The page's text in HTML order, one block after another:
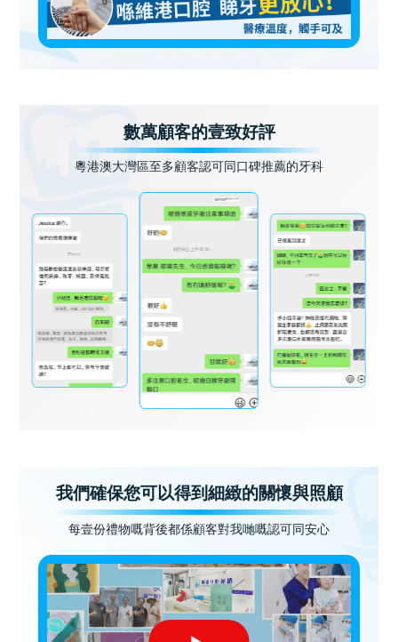
數萬顧客的壹致好評
粵港澳大灣區至多顧客認可同口碑推薦的牙科
我們確保您可以得到細緻的關懷與照顧
每壹份禮物嘅背後都係顧客對我哋嘅認可同安心